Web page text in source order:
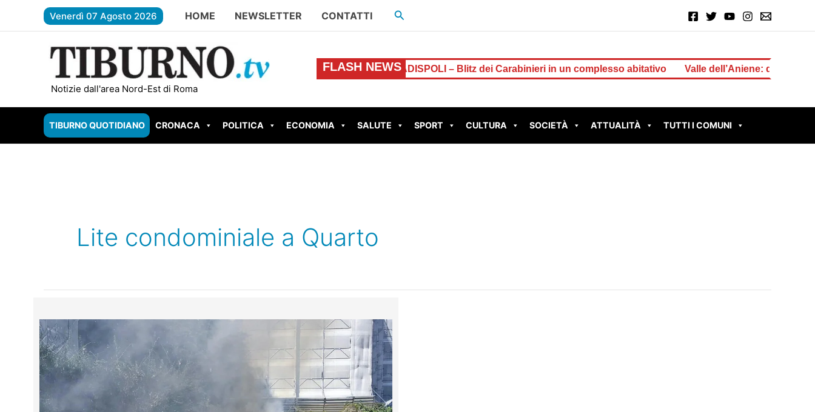
Venerdì 07 Agosto 2026 HOME NEWSLETTER CONTATTI Cerca
Notizie dall'area Nord-Est di Roma
FLASH NEWS
ROMA – Carburante contaminato, scatta l’allarme LADISPOLI – Blitz dei Carabinieri in un complesso abitativo Valle dell’Aniene: dalla Regione 1
TIBURNO QUOTIDIANO CRONACA POLITICA ECONOMIA SALUTE SPORT CULTURA SOCIETÀ ATTUALITÀ TUTTI I COMUNI
Lite condominiale a Quarto